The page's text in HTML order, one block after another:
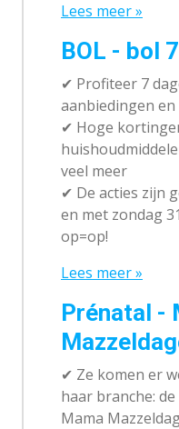
Lees meer »
BOL - bol
✔ Profiteer 7
aanbiedingen
✔ Hoge
veel meer
✔ De acties zijn
en met zondag
op=op!
Lees meer »
Prénatal -
✔ Ze komen er
haar branche:
Mama